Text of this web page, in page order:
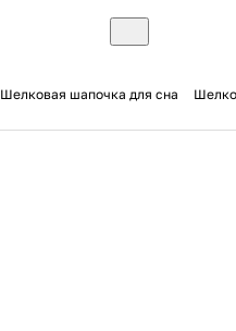
Шелковая шапочка для сна